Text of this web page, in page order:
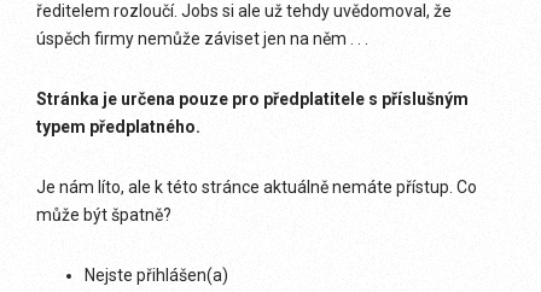
ředitelem rozloučí. Jobs si ale už tehdy uvědomoval, že
úspěch firmy nemůže záviset jen na něm . . .
Stránka je určena pouze pro předplatitele s příslušným
typem předplatného.
Je nám líto, ale k této stránce aktuálně nemáte přístup. Co
může být špatně?
Nejste přihlášen(a)